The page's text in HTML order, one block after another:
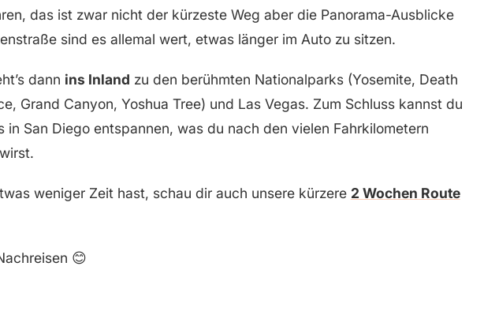
das ist zwar nicht der kürzeste Weg aber die Panorama-Ausblicke
sind es allemal wert, etwas länger im Auto zu sitzen.
dann ins Inland zu den berühmten Nationalparks (Yosemite, Death
Grand Canyon, Yoshua Tree) und Las Vegas. Zum Schluss kannst du
in San Diego entspannen, was du nach den vielen Fahrkilometern
weniger Zeit hast, schau dir auch unsere kürzere 2 Wochen Route
😊